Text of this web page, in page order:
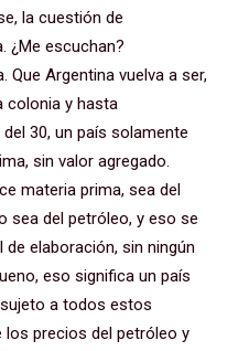
la cuestión de
¿Me escuchan?
Que Argentina vuelva a ser,
colonia y hasta
30, un país solamente
sin valor agregado.
materia prima, sea del
sea del petróleo, y eso se
elaboración, sin ningún
eso significa un país
a todos estos
precios del petróleo y